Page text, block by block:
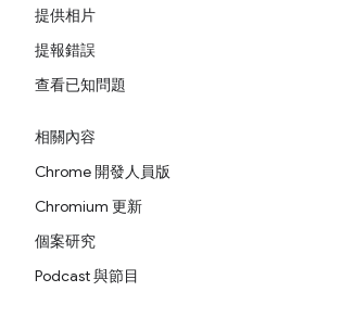
提供相片
提報錯誤
查看已知問題
相關內容
Chrome 開發人員版
Chromium 更新
個案研究
Podcast 與節目